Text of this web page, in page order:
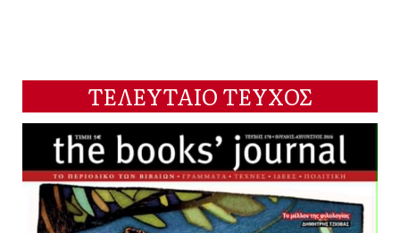
ΤΕΛΕΥΤΑΙΟ ΤΕΥΧΟΣ